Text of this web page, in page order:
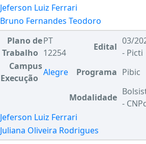
Jeferson Luiz Ferrari
Bruno Fernandes Teodoro
Plano de
Trabalho
PT
12254
Edital
03/
- Picti
Campus
Execução
Alegre Programa Pibic
Modalidade
-
Jeferson Luiz Ferrari
Juliana Oliveira Rodrigues